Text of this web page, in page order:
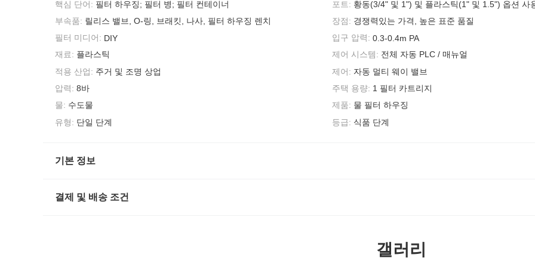
핵심 단어: 필터 하우징; 필터 병; 필터 컨테이너 포트: 황동(3/4" 및 1") 및 플라스틱(1" 및 1.5") 옵션 사
부속품: 릴리스 밸브, O-링, 브래킷, 나사, 필터 하우징 렌치 장점: 경쟁력있는 가격, 높은 표준 품질
필터 미디어: DIY 입구 압력: 0.3-0.4m PA
재료: 플라스틱 제어 시스템: 전체 자동 PLC / 매뉴얼
적용 산업: 주거 및 조명 상업 제어: 자동 멀티 웨이 밸브
압력: 8바 주택 용량: 1 필터 카트리지
물: 수도물 제품: 물 필터 하우징
유형: 단일 단계 등급: 식품 단계
기본 정보
결제 및 배송 조건
갤러리